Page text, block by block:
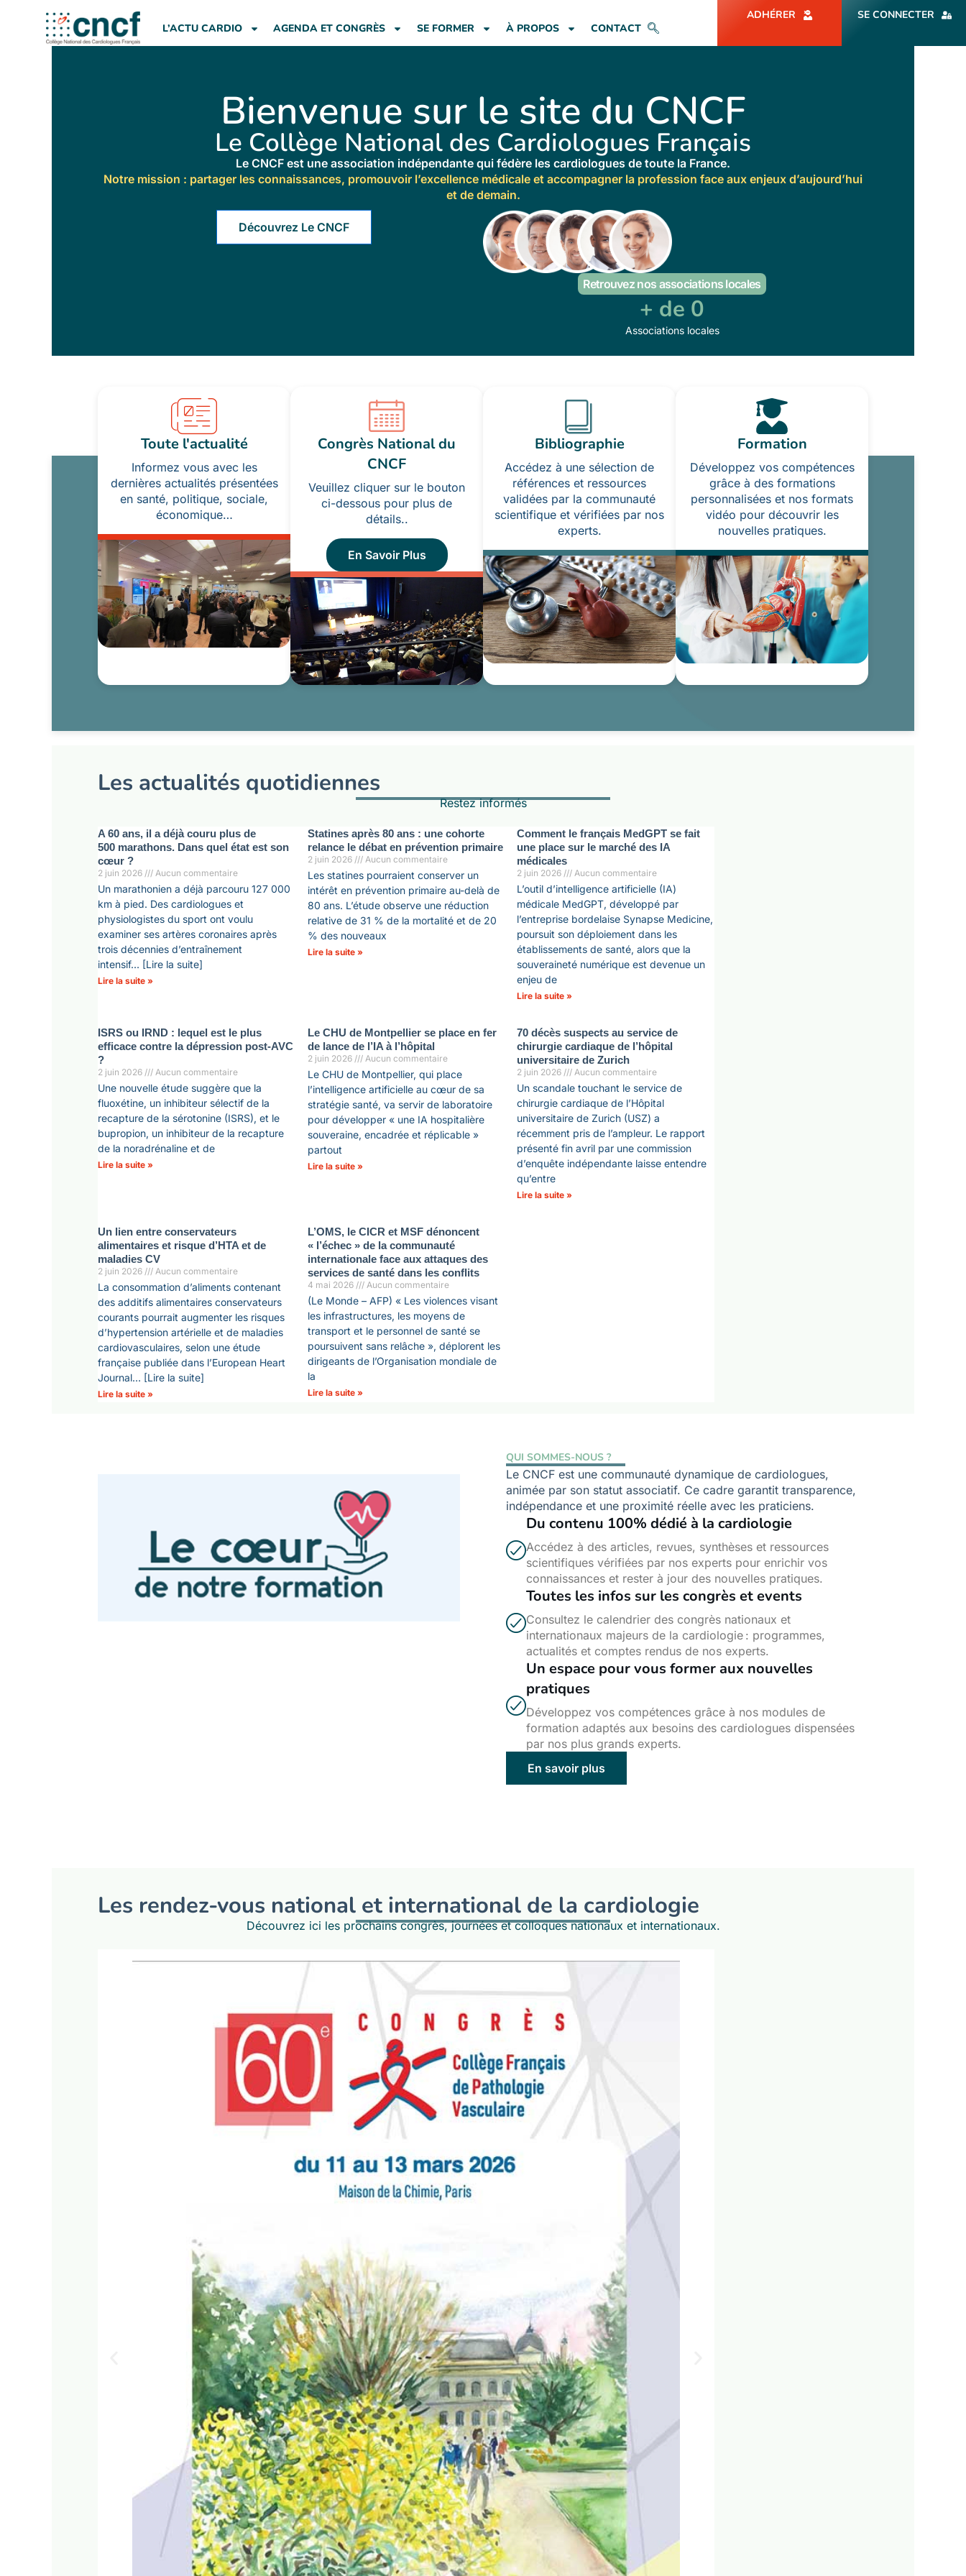
L’ACTU CARDIO AGENDA ET CONGRÈS SE FORMER À PROPOS CONTACT
ADHÉRER SE CONNECTER
Bienvenue sur le site du CNCF
Le Collège National des Cardiologues Français
Le CNCF est une association indépendante qui fédère les cardiologues de toute la France.
Notre mission : partager les connaissances, promouvoir l’excellence médicale et accompagner la profession face aux enjeux d’aujourd’hui
et de demain.
Découvrez Le CNCF
Retrouvez nos associations locales
Associations locales
+ de 0
Toute l'actualité
Informez vous avec les
dernières actualités présentées
en santé, politique, sociale,
économique…
Congrès National du
CNCF
Veuillez cliquer sur le bouton
ci-dessous pour plus de
détails..
En Savoir Plus
Bibliographie
Accédez à une sélection de
références et ressources
validées par la communauté
scientifique et vérifiées par nos
experts.
Formation
Développez vos compétences
grâce à des formations
personnalisées et nos formats
vidéo pour découvrir les
nouvelles pratiques.
Les actualités quotidiennes
Restez informés
A 60 ans, il a déjà couru plus de
500 marathons. Dans quel état est son
cœur ?
2 juin 2026 Aucun commentaire
Un marathonien a déjà parcouru 127 000
km à pied. Des cardiologues et
physiologistes du sport ont voulu
examiner ses artères coronaires après
trois décennies d’entraînement
intensif… [Lire la suite]
Lire la suite »
Statines après 80 ans : une cohorte
relance le débat en prévention primaire
2 juin 2026 Aucun commentaire
Les statines pourraient conserver un
intérêt en prévention primaire au-delà de
80 ans. L’étude observe une réduction
relative de 31 % de la mortalité et de 20
% des nouveaux
Lire la suite »
Comment le français MedGPT se fait
une place sur le marché des IA
médicales
2 juin 2026 Aucun commentaire
L’outil d’intelligence artificielle (IA)
médicale MedGPT, développé par
l’entreprise bordelaise Synapse Medicine,
poursuit son déploiement dans les
établissements de santé, alors que la
souveraineté numérique est devenue un
enjeu de
Lire la suite »
ISRS ou IRND : lequel est le plus
efficace contre la dépression post-AVC
?
2 juin 2026 Aucun commentaire
Une nouvelle étude suggère que la
fluoxétine, un inhibiteur sélectif de la
recapture de la sérotonine (ISRS), et le
bupropion, un inhibiteur de la recapture
de la noradrénaline et de
Lire la suite »
Le CHU de Montpellier se place en fer
de lance de l’IA à l’hôpital
2 juin 2026 Aucun commentaire
Le CHU de Montpellier, qui place
l’intelligence artificielle au cœur de sa
stratégie santé, va servir de laboratoire
pour développer « une IA hospitalière
souveraine, encadrée et réplicable »
partout
Lire la suite »
70 décès suspects au service de
chirurgie cardiaque de l’hôpital
universitaire de Zurich
2 juin 2026 Aucun commentaire
Un scandale touchant le service de
chirurgie cardiaque de l’Hôpital
universitaire de Zurich (USZ) a
récemment pris de l’ampleur. Le rapport
présenté fin avril par une commission
d’enquête indépendante laisse entendre
qu’entre
Lire la suite »
Un lien entre conservateurs
alimentaires et risque d’HTA et de
maladies CV
2 juin 2026 Aucun commentaire
La consommation d’aliments contenant
des additifs alimentaires conservateurs
courants pourrait augmenter les risques
d’hypertension artérielle et de maladies
cardiovasculaires, selon une étude
française publiée dans l’European Heart
Journal… [Lire la suite]
Lire la suite »
L’OMS, le CICR et MSF dénoncent
« l’échec » de la communauté
internationale face aux attaques des
services de santé dans les conflits
4 mai 2026 Aucun commentaire
(Le Monde – AFP) « Les violences visant
les infrastructures, les moyens de
transport et le personnel de santé se
poursuivent sans relâche », déplorent les
dirigeants de l’Organisation mondiale de
la
Lire la suite »
QUI SOMMES-NOUS ?
Le CNCF est une communauté dynamique de cardiologues,
animée par son statut associatif. Ce cadre garantit transparence,
indépendance et une proximité réelle avec les praticiens.
Du contenu 100% dédié à la cardiologie
Accédez à des articles, revues, synthèses et ressources
scientifiques vérifiées par nos experts pour enrichir vos
connaissances et rester à jour des nouvelles pratiques.
Toutes les infos sur les congrès et events
Consultez le calendrier des congrès nationaux et
internationaux majeurs de la cardiologie : programmes,
actualités et comptes rendus de nos experts.
Un espace pour vous former aux nouvelles
pratiques
Développez vos compétences grâce à nos modules de
formation adaptés aux besoins des cardiologues dispensées
par nos plus grands experts.
En savoir plus
Les rendez-vous national et international de la cardiologie
Découvrez ici les prochains congrès, journées et colloques nationaux et internationaux.